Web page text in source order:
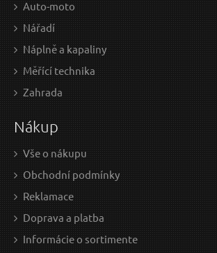
Auto-moto
Nářadí
Náplně a kapaliny
Měřící technika
Zahrada
Nákup
Vše o nákupu
Obchodní podmínky
Reklamace
Doprava a platba
Informácie o sortimente